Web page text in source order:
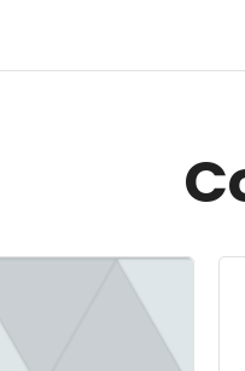
2024